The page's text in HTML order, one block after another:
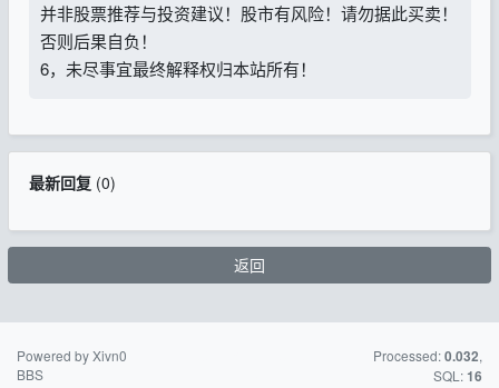
并非股票推荐与投资建议！股市有风险！请勿据此买卖！
否则后果自负！
6，未尽事宜最终解释权归本站所有！
最新回复(0)
返回
Powered by Xivn0
BBS
Processed:0.032,
SQL:16